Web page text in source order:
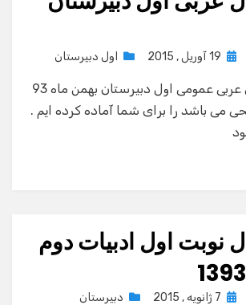
Posted
19 آوریل , 2015 اول دبیرستان
امروز نمونه سوال عربی عمومی اول دبیرستان بهمن ماه 93
می باشد را برای شما آماده کرده ایم .
نوبت اول ادبیات دوم
Posted
7 ژانویه , 2015 دبیرستان